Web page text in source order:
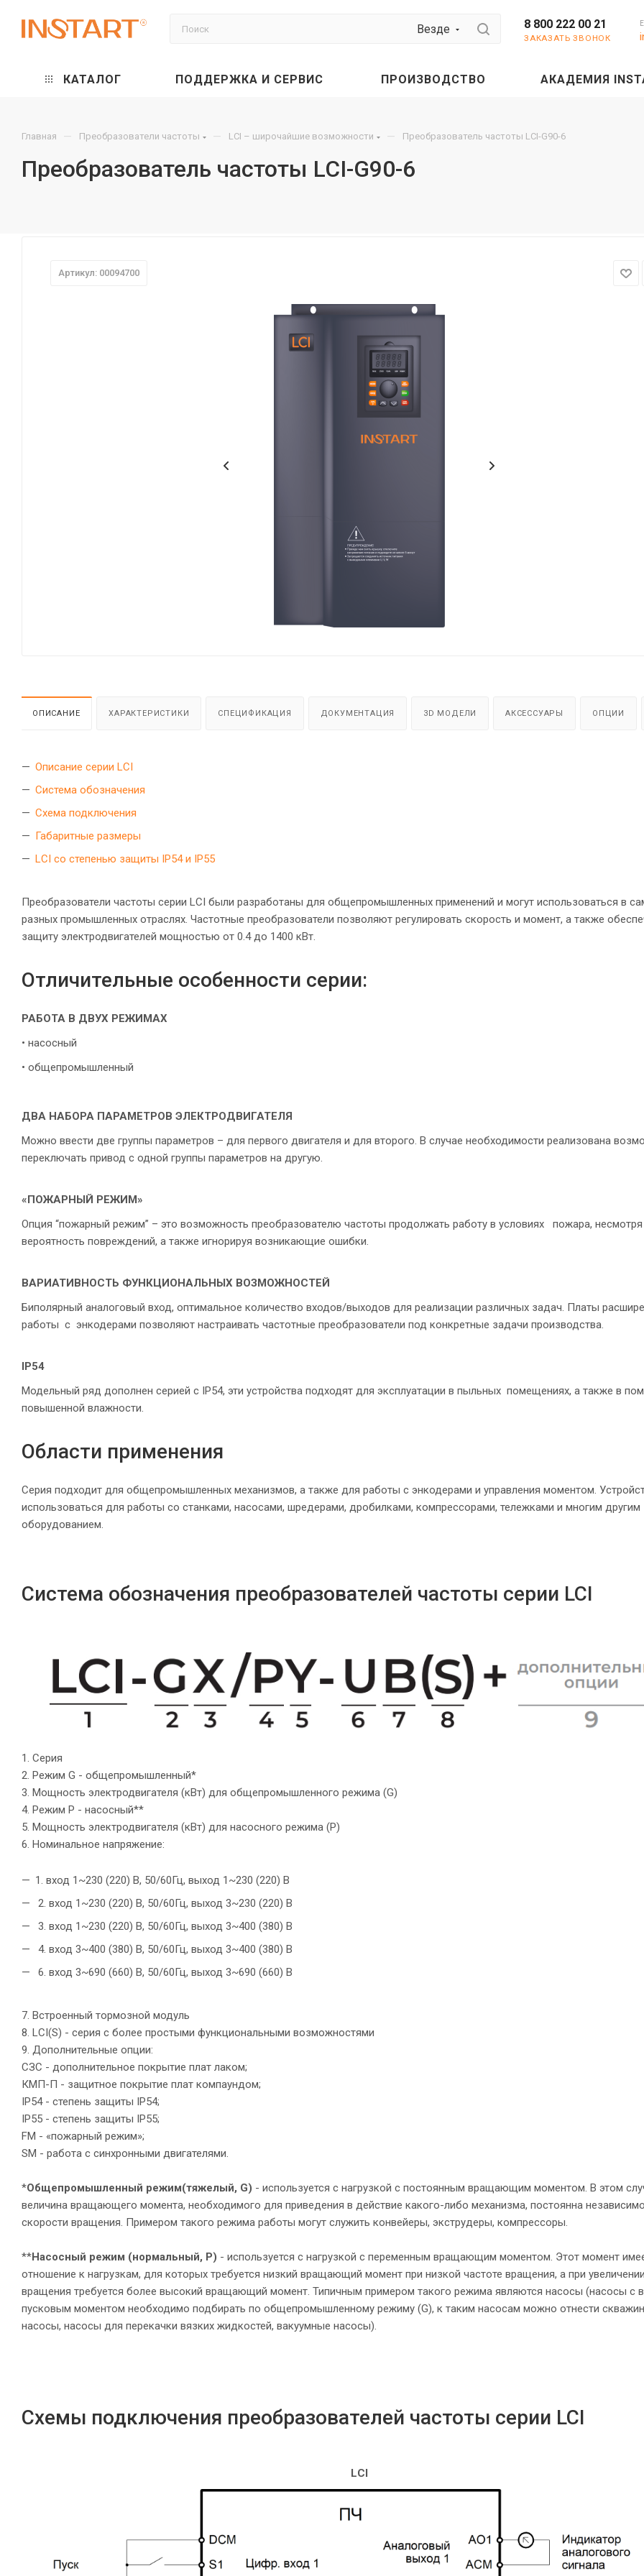
Везде 8 800 222 00 21
ЗАКАЗАТЬ ЗВОНОК
КАТАЛОГ ПОДДЕРЖКА И СЕРВИС ПРОИЗВОДСТВО АКАДЕМИЯ
Главная — Преобразователи частоты — LCI – широчайшие возможности — Преобразователь частоты LCI-G90-6
Преобразователь частоты LCI-G90-6
Артикул: 00094700
ОПИСАНИЕ ХАРАКТЕРИСТИКИ СПЕЦИФИКАЦИЯ ДОКУМЕНТАЦИЯ 3D МОДЕЛИ АКСЕССУАРЫ ОПЦИИ
Описание серии LCI
Система обозначения
Схема подключения
Габаритные размеры
LCI со степенью защиты IP54 и IP55
Преобразователи частоты серии LCI были разработаны для общепромышленных применений и могут использоваться в
разных промышленных отраслях. Частотные преобразователи позволяют регулировать скорость и момент, а также
защиту электродвигателей мощностью от 0.4 до 1400 кВт.
Отличительные особенности серии:
РАБОТА В ДВУХ РЕЖИМАХ
• насосный
• общепромышленный
ДВА НАБОРА ПАРАМЕТРОВ ЭЛЕКТРОДВИГАТЕЛЯ
Можно ввести две группы параметров – для первого двигателя и для второго. В случае необходимости реализована
переключать привод с одной группы параметров на другую.
«ПОЖАРНЫЙ РЕЖИМ»
Опция “пожарный режим” – это возможность преобразователю частоты продолжать работу в условиях пожара,
вероятность повреждений, а также игнорируя возникающие ошибки.
ВАРИАТИВНОСТЬ ФУНКЦИОНАЛЬНЫХ ВОЗМОЖНОСТЕЙ
Биполярный аналоговый вход, оптимальное количество входов/выходов для реализации различных задач. Платы
работы с энкодерами позволяют настраивать частотные преобразователи под конкретные задачи производства.
IP54
Модельный ряд дополнен серией с IP54, эти устройства подходят для эксплуатации в пыльных помещениях, а также в
повышенной влажности.
Области применения
Серия подходит для общепромышленных механизмов, а также для работы с энкодерами и управления моментом.
использоваться для работы со станками, насосами, шредерами, дробилками, компрессорами, тележками и многим другим
оборудованием.
Система обозначения преобразователей частоты серии LCI
1. Серия
2. Режим G - общепромышленный*
3. Мощность электродвигателя (кВт) для общепромышленного режима (G)
4. Режим P - насосный**
5. Мощность электродвигателя (кВт) для насосного режима (P)
6. Номинальное напряжение:
1. вход 1~230 (220) В, 50/60Гц, выход 1~230 (220) В
2. вход 1~230 (220) В, 50/60Гц, выход 3~230 (220) В
3. вход 1~230 (220) В, 50/60Гц, выход 3~400 (380) В
4. вход 3~400 (380) В, 50/60Гц, выход 3~400 (380) В
6. вход 3~690 (660) В, 50/60Гц, выход 3~690 (660) В
7. Встроенный тормозной модуль
8. LCI(S) - серия с более простыми функциональными возможностями
9. Дополнительные опции:
СЗС - дополнительное покрытие плат лаком;
КМП-П - защитное покрытие плат компаундом;
IP54 - степень защиты IP54;
IP55 - степень защиты IP55;
FM - «пожарный режим»;
SM - работа с синхронными двигателями.
*Общепромышленный режим(тяжелый, G) - используется с нагрузкой с постоянным вращающим моментом. В этом
величина вращающего момента, необходимого для приведения в действие какого-либо механизма, постоянна
скорости вращения. Примером такого режима работы могут служить конвейеры, экструдеры, компрессоры.
**Насосный режим (нормальный, P) - используется с нагрузкой с переменным вращающим моментом. Этот момент
отношение к нагрузкам, для которых требуется низкий вращающий момент при низкой частоте вращения, а при
вращения требуется более высокий вращающий момент. Типичным примером такого режима являются насосы (насосы с
пусковым моментом необходимо подбирать по общепромышленному режиму (G), к таким насосам можно отнести
насосы, насосы для перекачки вязких жидкостей, вакуумные насосы).
Схемы подключения преобразователей частоты серии LCI
LCI